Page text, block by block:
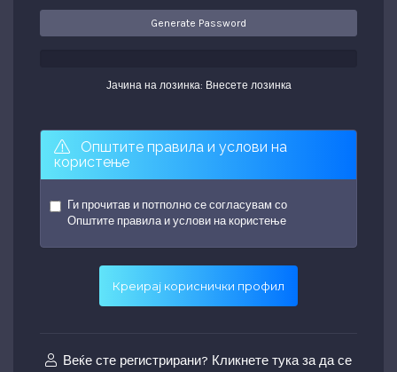
Generate Password
Јачина на лозинка: Внесете лозинка
Општите правила и услови на
користење
Ги прочитав и потполно се согласувам со
Општите правила и услови на користење
Веќе сте регистрирани? Кликнете тука за да се